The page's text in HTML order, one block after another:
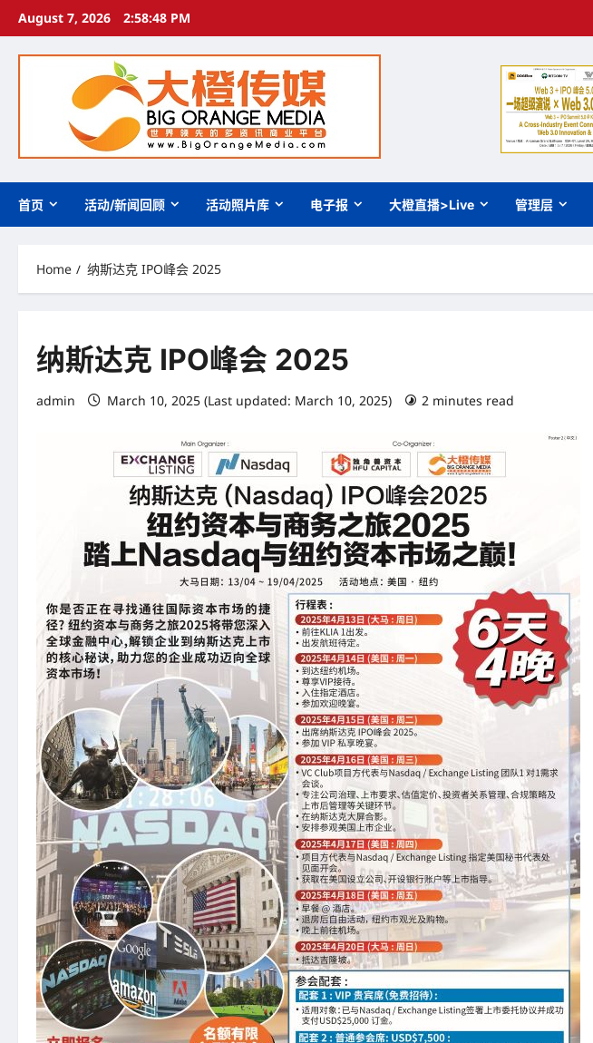
Skip
content
August 7, 2026 2:58:49 PM
首页 活动/新闻回顾 活动照片库 电子报 大橙直播>Live 管理层
Home 纳斯达克 IPO峰会 2025
纳斯达克 IPO峰会 2025
admin March 10, 2025 (Last updated: March 10, 2025) 2 minutes read